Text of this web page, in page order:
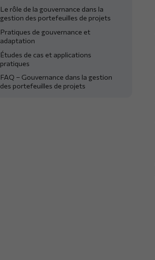
Le rôle de la gouvernance dans la
gestion des portefeuilles de projets
Pratiques de gouvernance et
adaptation
Études de cas et applications
pratiques
FAQ – Gouvernance dans la gestion
des portefeuilles de projets